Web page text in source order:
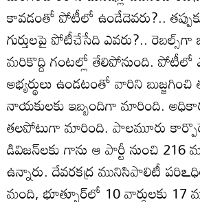
కావడంతో పోటీలో ఉండేదెవరు?..
గుర్తులపై పోటీచేసేది ఎవరు?..
మరికొద్ది గంటల్లో తేలిపోనుంది. పోటీలో
అభ్యర్థులు ఉండటంతో వారిని
నాయకులకు ఇబ్బందిగా మారింది.
తలపోటుగా మారింది. పాలమూరు
డివిజన్‌లకు గాను ఆ పార్టీ నుంచి 216
ఉన్నారు. దేవరకద్ర మునిసిపాలిటీ
మంది, భూత్పూర్‌లో 10 వార్డులకు 17